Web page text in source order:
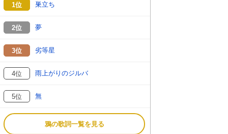
1位 巣立ち
2位 夢
3位 劣等星
4位 雨上がりのジルバ
5位 無
鴉の歌詞一覧を見る